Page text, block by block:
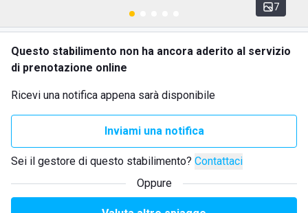
7
Questo stabilimento non ha ancora aderito al servizio
di prenotazione online
Ricevi una notifica appena sarà disponibile
Inviami una notifica
Sei il gestore di questo stabilimento? Contattaci
Oppure